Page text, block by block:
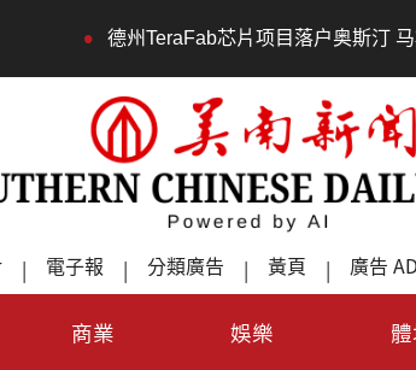
TeraFab芯片项目落户奥斯汀 马斯克宣布投资
| 電子報 | 分類廣告 | 黃頁 | 廣告 AD
商業 娛樂